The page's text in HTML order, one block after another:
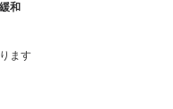
和
ます